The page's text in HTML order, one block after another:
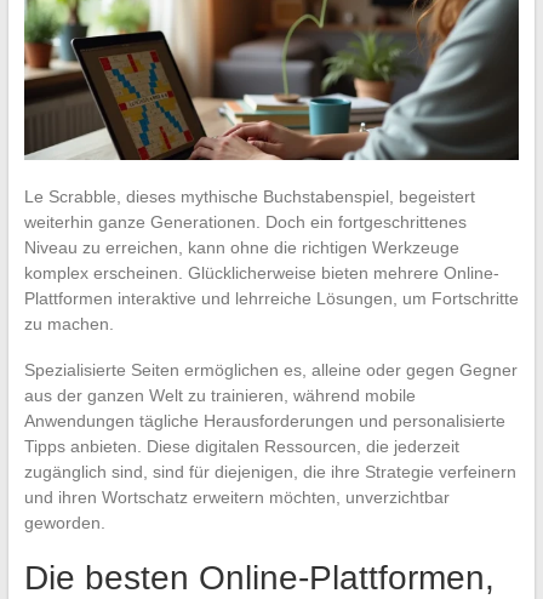
Le Scrabble, dieses mythische Buchstabenspiel, begeistert
weiterhin ganze Generationen. Doch ein fortgeschrittenes
Niveau zu erreichen, kann ohne die richtigen Werkzeuge
komplex erscheinen. Glücklicherweise bieten mehrere Online-
Plattformen interaktive und lehrreiche Lösungen, um Fortschritte
zu machen.
Spezialisierte Seiten ermöglichen es, alleine oder gegen Gegner
aus der ganzen Welt zu trainieren, während mobile
Anwendungen tägliche Herausforderungen und personalisierte
Tipps anbieten. Diese digitalen Ressourcen, die jederzeit
zugänglich sind, sind für diejenigen, die ihre Strategie verfeinern
und ihren Wortschatz erweitern möchten, unverzichtbar
geworden.
Die besten Online-Plattformen,